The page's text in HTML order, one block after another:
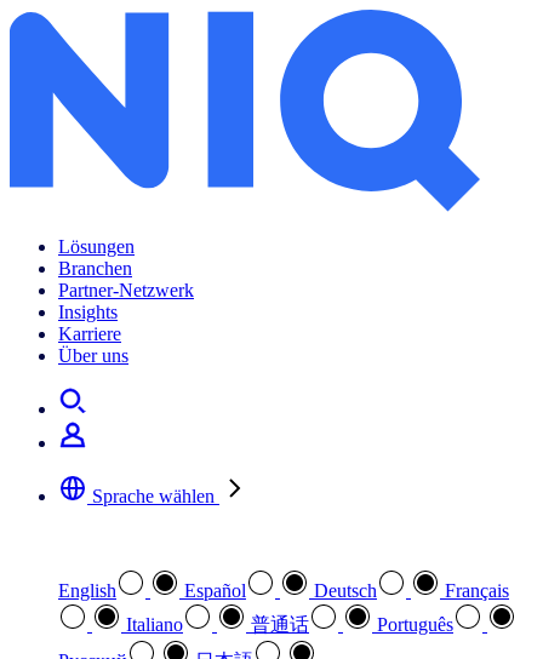
Lösungen
Branchen
Partner-Netzwerk
Insights
Karriere
Über uns
Sprache wählen
English Español Deutsch
Français
Italiano
普通话
Português